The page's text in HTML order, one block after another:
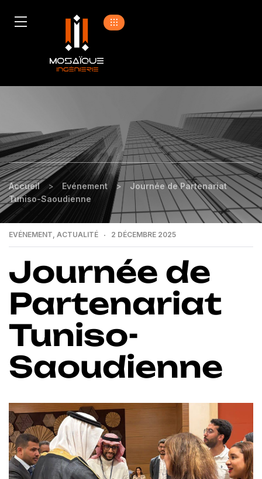
Accueil > Evénement >
Journée de Partenariat
Tuniso-Saoudienne
EVÉNEMENT ACTUALITÉ 2 DÉCEMBRE 2025
Journée de
Partenariat
Tuniso-
Saoudienne